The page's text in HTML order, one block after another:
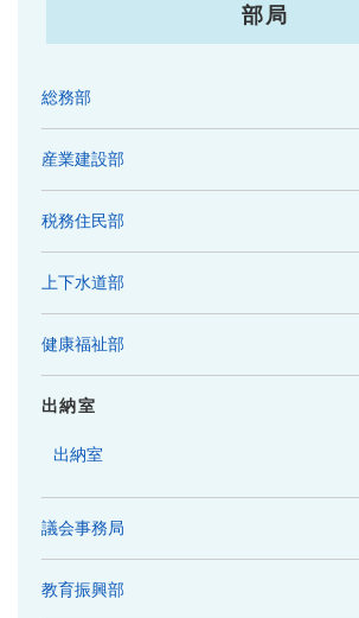
部局
総務部
産業建設部
税務住民部
上下水道部
健康福祉部
出納室
出納室
議会事務局
教育振興部